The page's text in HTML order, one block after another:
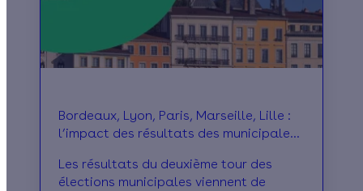
Bordeaux, Lyon, Paris, Marseille, Lille :
l’impact des résultats des municipales
Les résultats du deuxième tour des
élections municipales viennent de